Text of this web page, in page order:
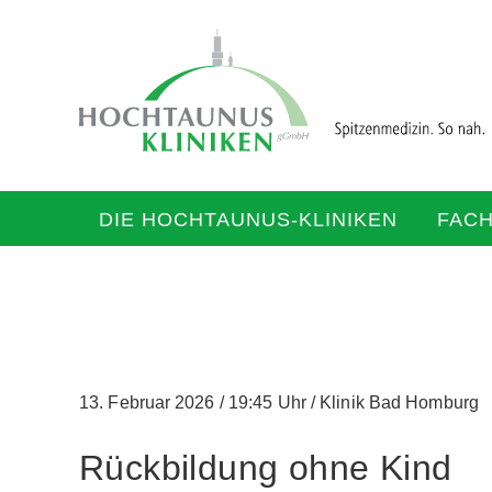
DIE HOCHTAUNUS-KLINIKEN
13. Februar 2026 /19:45 Uhr /Klinik Bad Homburg
Rückbildung ohne Kind